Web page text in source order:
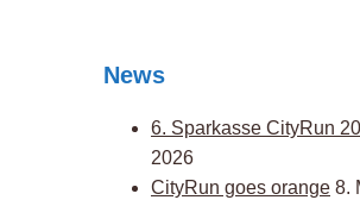
News
6. Sparkasse CityRun
2026
CityRun goes orange 8.